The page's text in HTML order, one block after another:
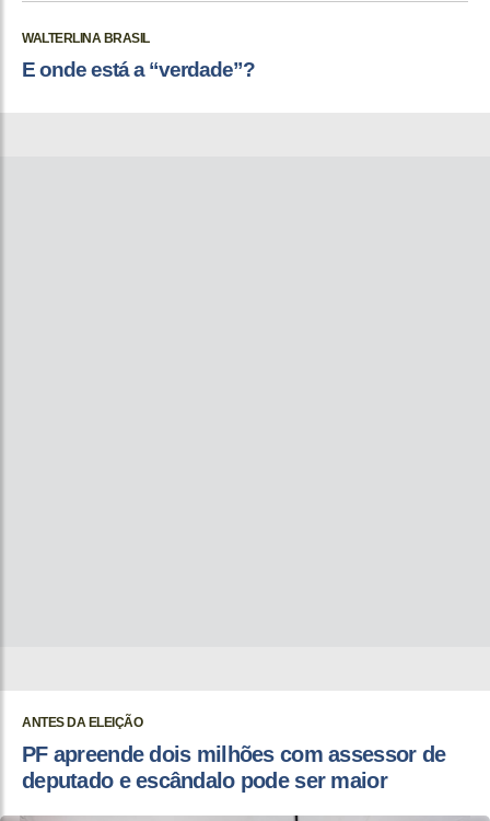
WALTERLINA BRASIL
E onde está a “verdade”?
ANTES DA ELEIÇÃO
PF apreende dois milhões com assessor de
deputado e escândalo pode ser maior